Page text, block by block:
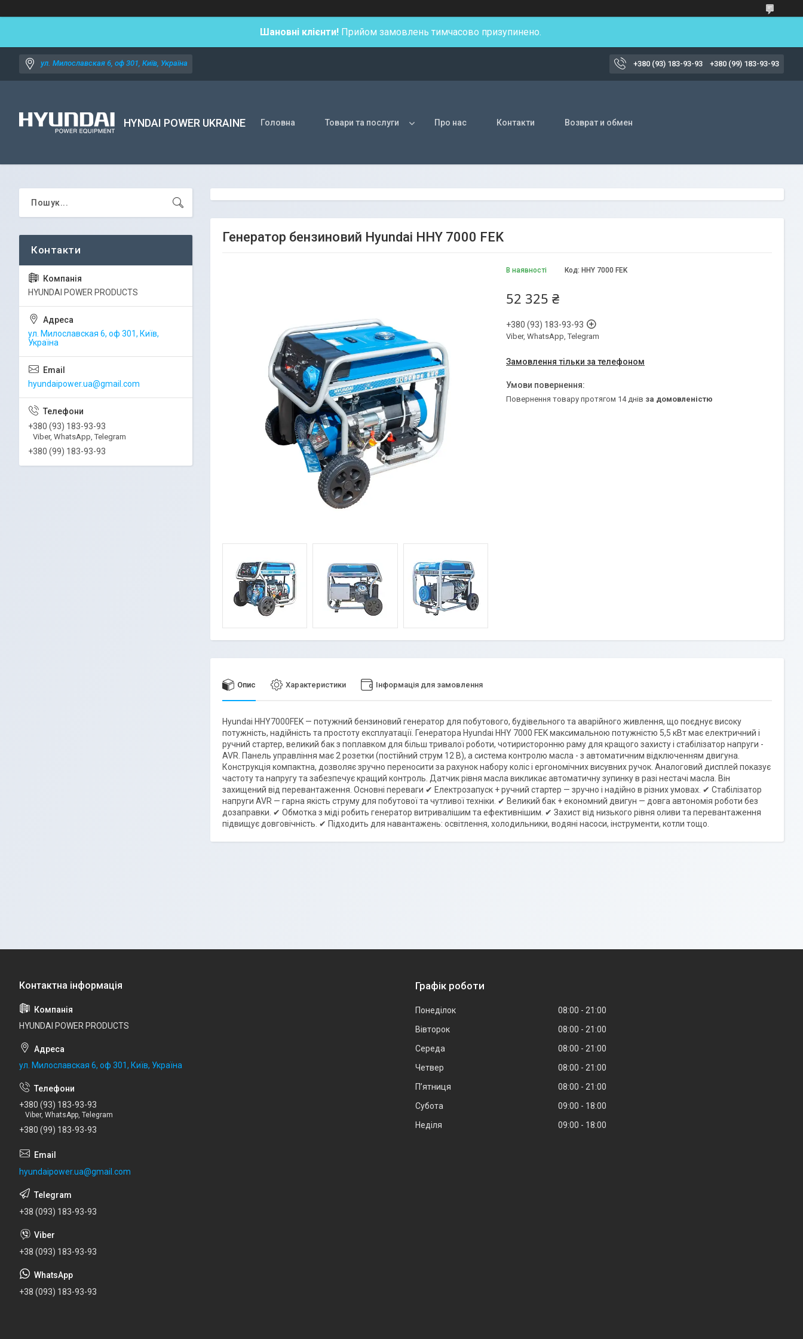
Шановні клієнти! Прийом замовлень тимчасово призупинено.
ул. Милославская 6, оф 301, Київ, Україна +380 (93) 183-93-93 +380 (99) 183-93-93
HYNDAI POWER UKRAINE Головна Товари та послуги Про нас Контакти Возврат и обмен
Генератор бензиновий Hyundai HHY 7000 FEK
В наявності Код: HHY 7000 FEK
52 325 ₴
+380 (93) 183-93-93
Viber, WhatsApp, Telegram
Замовлення тільки за телефоном
повернення товару протягом 14 днів за домовленістю
Опис Характеристики Інформація для замовлення
Hyundai HHY7000FEK — потужний бензиновий генератор для побутового, будівельного та аварійного живлення, що поєднує високу
потужність, надійність та простоту експлуатації. Генератора Hyundai HHY 7000 FEK максимальною потужністю 5,5 кВт має електричний і
ручний стартер, великий бак з поплавком для більш тривалої роботи, чотиристоронню раму для кращого захисту і стабілізатор напруги -
AVR. Панель управління має 2 розетки (постійний струм 12 В), а система контролю масла - з автоматичним відключенням двигуна.
Конструкція компактна, дозволяє зручно переносити за рахунок набору коліс і ергономічних висувних ручок. Аналоговий дисплей показує
частоту та напругу та забезпечує кращий контроль. Датчик рівня масла викликає автоматичну зупинку в разі нестачі масла. Він
захищений від перевантаження. Основні переваги ✔ Електрозапуск + ручний стартер — зручно і надійно в різних умовах. ✔ Стабілізатор
напруги AVR — гарна якість струму для побутової та чутливої техніки. ✔ Великий бак + економний двигун — довга автономія роботи без
дозаправки. ✔ Обмотка з міді робить генератор витривалішим та ефективнішим. ✔ Захист від низького рівня оливи та перевантаження
підвищує довговічність. ✔ Підходить для навантажень: освітлення, холодильники, водяні насоси, інструменти, котли тощо.
HYUNDAI POWER PRODUCTS
ул. Милославская 6, оф 301, Київ,
Україна
hyundaipower.ua@gmail.com
+380 (93) 183-93-93
Viber, WhatsApp, Telegram
+380 (99) 183-93-93
HYUNDAI POWER PRODUCTS
ул. Милославская 6, оф 301, Київ, Україна
+380 (93) 183-93-93
Viber, WhatsApp, Telegram
+380 (99) 183-93-93
hyundaipower.ua@gmail.com
+38 (093) 183-93-93
+38 (093) 183-93-93
+38 (093) 183-93-93
Графік роботи
Понеділок 08:00
21:00
Вівторок
08:00
21:00
Середа
08:00
21:00
Четвер
08:00
21:00
Пʼятниця
08:00
21:00
Субота
09:00
18:00
Неділя
09:00 18:00